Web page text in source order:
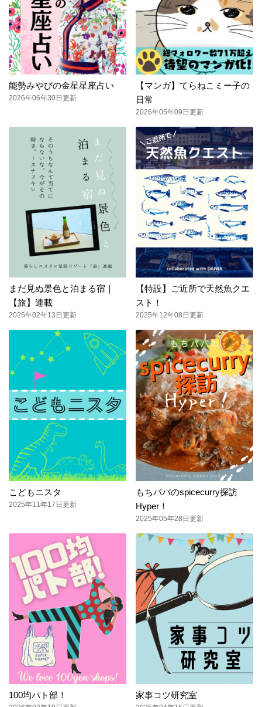
能勢みやびの金星星座占い
2026年06年30日更新
【マンガ】てらねこミー子の
日常
2026年05年09日更新
まだ見ぬ景色と泊まる宿｜
【旅】連載
2026年02年13日更新
【特設】ご近所で天然魚クエ
スト！
2025年12年08日更新
こどもニスタ
2025年11年17日更新
もちパパのspicecurry探訪
Hyper！
2025年05年28日更新
100均パト部！ 家事コツ研究室